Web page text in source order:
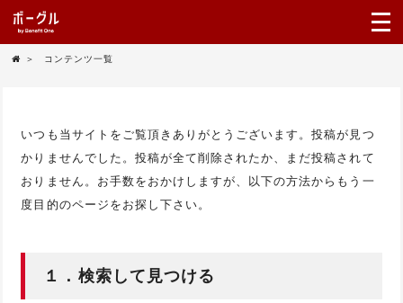
＞ コンテンツ一覧
いつも当サイトをご覧頂きありがとうございます。投稿が見つ
かりませんでした。投稿が全て削除されたか、まだ投稿されて
おりません。お手数をおかけしますが、以下の方法からもう一
度目的のページをお探し下さい。
１．検索して見つける